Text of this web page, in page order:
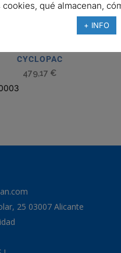
CYCLOPAC
479,17 €
25 03007 Alicante
cookies, qué almacenan,
+ INFO